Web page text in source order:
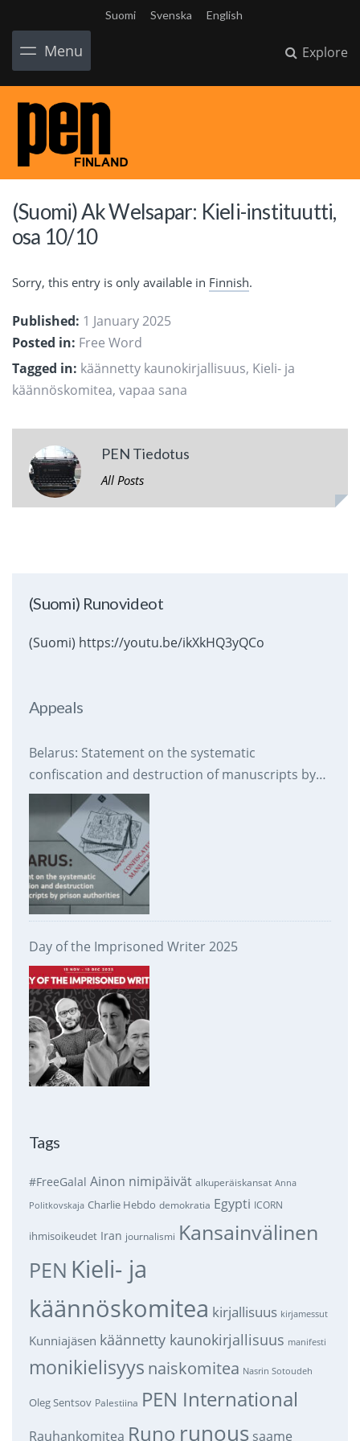
Suomi Svenska English
Menu Explore
(Suomi) Ak Welsapar: Kieli-instituutti,
osa 10/10
Sorry, this entry is only available in Finnish.
Published: 1 January 2025
Posted in: Free Word
Tagged in: käännetty kaunokirjallisuus, Kieli- ja
käännöskomitea, vapaa sana
PEN Tiedotus
All Posts
(Suomi) Runovideot
(Suomi) https://youtu.be/ikXkHQ3yQCo
Appeals
Belarus: Statement on the systematic
confiscation and destruction of manuscripts by
prison authorities
Day of the Imprisoned Writer 2025
Tags
#FreeGalal Ainon nimipäivät alkuperäiskansat Anna
Politkovskaja Charlie Hebdo demokratia Egypti ICORN
ihmisoikeudet Iran journalismi Kansainvälinen
PEN Kieli- ja
käännöskomitea kirjallisuus kirjamessut
Kunniajäsen käännetty kaunokirjallisuus manifesti
monikielisyys naiskomitea Nasrin Sotoudeh
Oleg Sentsov Palestiina PEN International
Rauhankomitea Runo runous saame